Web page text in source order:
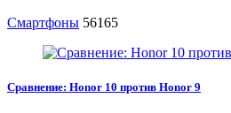
Смартфоны 56165
Сравнение: Honor 10 против Honor 9